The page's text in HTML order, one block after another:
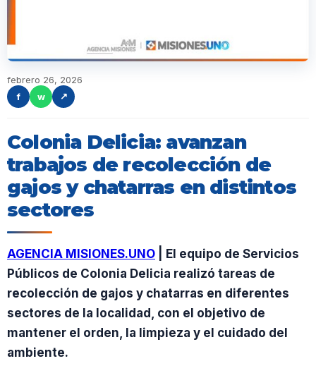
febrero 26, 2026
f
w ↗
Colonia Delicia: avanzan
trabajos de recolección de
gajos y chatarras en distintos
sectores
AGENCIA MISIONES.UNO | El equipo de Servicios
Públicos de Colonia Delicia realizó tareas de
recolección de gajos y chatarras en diferentes
sectores de la localidad, con el objetivo de
mantener el orden, la limpieza y el cuidado del
ambiente.